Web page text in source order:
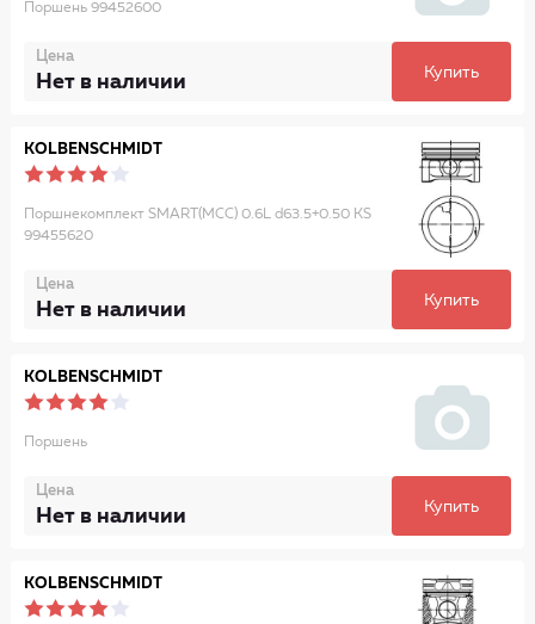
Поршень 99452600
Цена
Нет в наличии Купить
KOLBENSCHMIDT
Поршнекомплект SMART(MCC) 0.6L d63.5+0.50 KS
99455620
Цена
Нет в наличии Купить
KOLBENSCHMIDT
Поршень
Цена
Нет в наличии Купить
KOLBENSCHMIDT